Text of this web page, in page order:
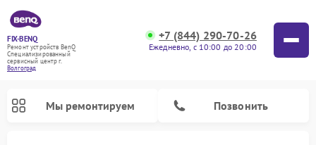
FIX-BENQ
Ремонт устройств BenQ
Специализированный
cервисный центр г.
Волгоград
+7 (844) 290-70-26
Ежедневно, с 10:00 до 20:00
Мы ремонтируем Позвонить